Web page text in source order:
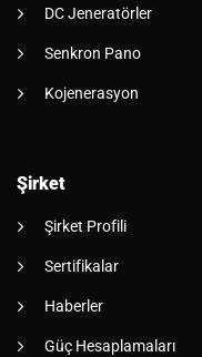
DC Jeneratörler
Senkron Pano
Kojenerasyon
Şirket
Şirket Profili
Sertifikalar
Haberler
Güç Hesaplamaları